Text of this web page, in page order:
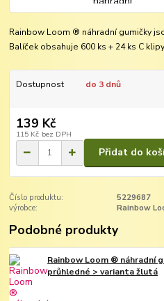
Rainbow Loom ® náhradní gumičky
Balíček obsahuje 600 ks + 24 ks C
Dostupnost do 3 dnů
139 Kč
115 Kč bez DPH
Přidat do
Číslo produktu:
5229687
výrobce:
Rainbow
Podobné produkty
Rainbow Loom ® náhradní
průhledné > varianta žlutá